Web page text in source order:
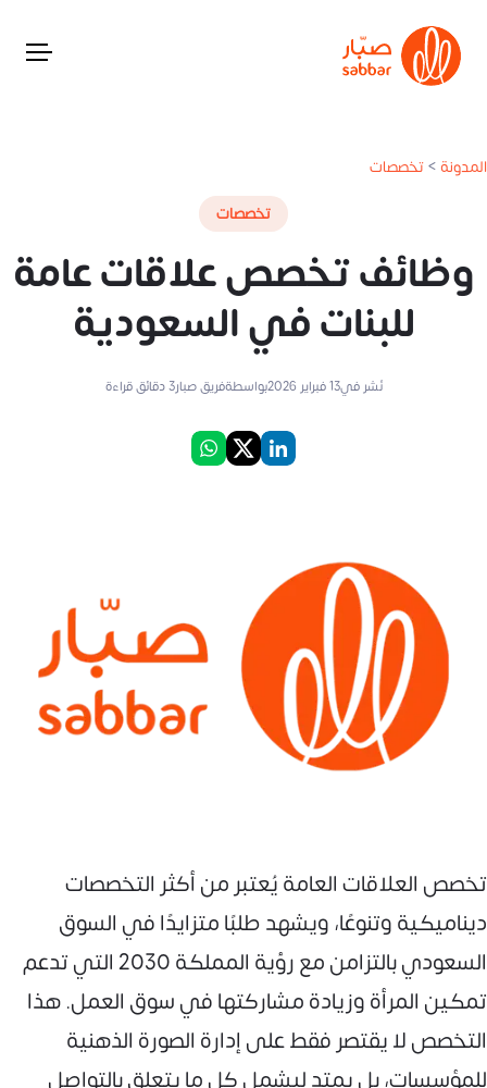
المدونة>تخصصات
تخصصات
وظائف تخصص علاقات عامة
للبنات في السعودية
نُشر في13 فبراير 2026 بواسطةفريق صبار3دقائق قراءة
تخصص العلاقات العامة يُعتبر من أكثر التخصصات
ديناميكية وتنوعًا، ويشهد طلبًا متزايدًا في السوق
السعودي بالتزامن مع رؤية المملكة 2030 التي تدعم
تمكين المرأة وزيادة مشاركتها في سوق العمل. هذا
التخصص لا يقتصر فقط على إدارة الصورة الذهنية
للمؤسسات، بل يمتد ليشمل كل ما يتعلق بالتواصل